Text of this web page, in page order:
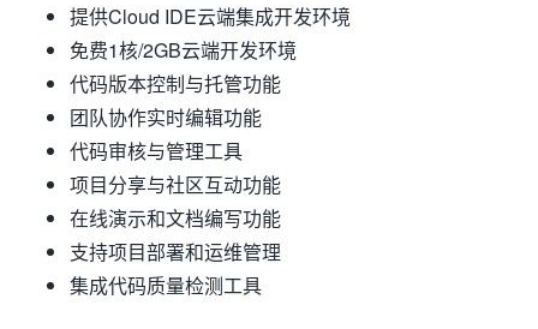
提供Cloud IDE云端集成开发环境
免费1核/2GB云端开发环境
代码版本控制与托管功能
团队协作实时编辑功能
代码审核与管理工具
项目分享与社区互动功能
在线演示和文档编写功能
支持项目部署和运维管理
集成代码质量检测工具